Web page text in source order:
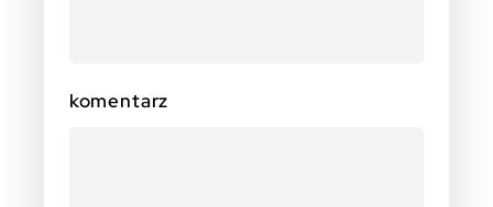
komentarz